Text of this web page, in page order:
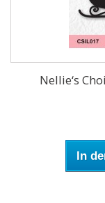
Nellie‘s
In